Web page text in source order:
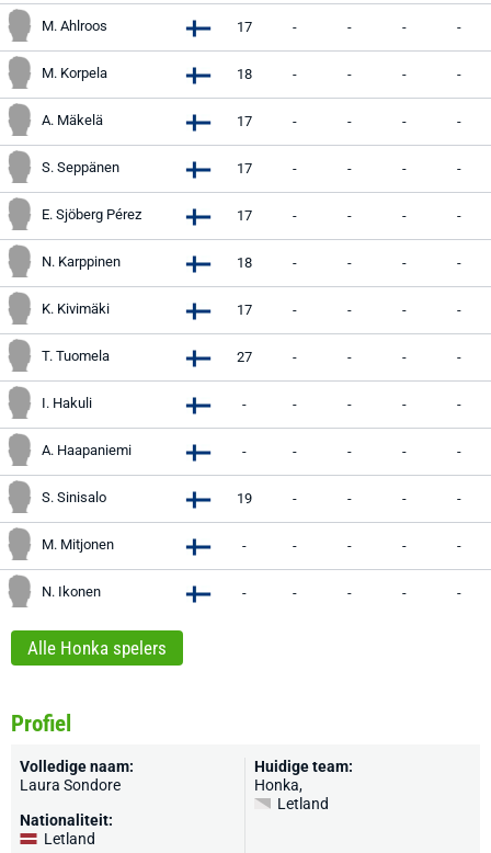
M. Ahlroos 17 - - - -
M. Korpela 18 - - - -
A. Mäkelä 17 - - - -
S. Seppänen 17 - - - -
E. Sjöberg Pérez 17 - - - -
N. Karppinen 18 - - - -
K. Kivimäki 17 - - - -
T. Tuomela 27 - - - -
I. Hakuli - - - - -
A. Haapaniemi - - - - -
S. Sinisalo 19 - - - -
M. Mitjonen - - - - -
N. Ikonen - - - - -
Alle Honka spelers
Profiel
Volledige naam:
Laura Sondore
Nationaliteit:
Letland
Huidige team:
Honka,
Letland